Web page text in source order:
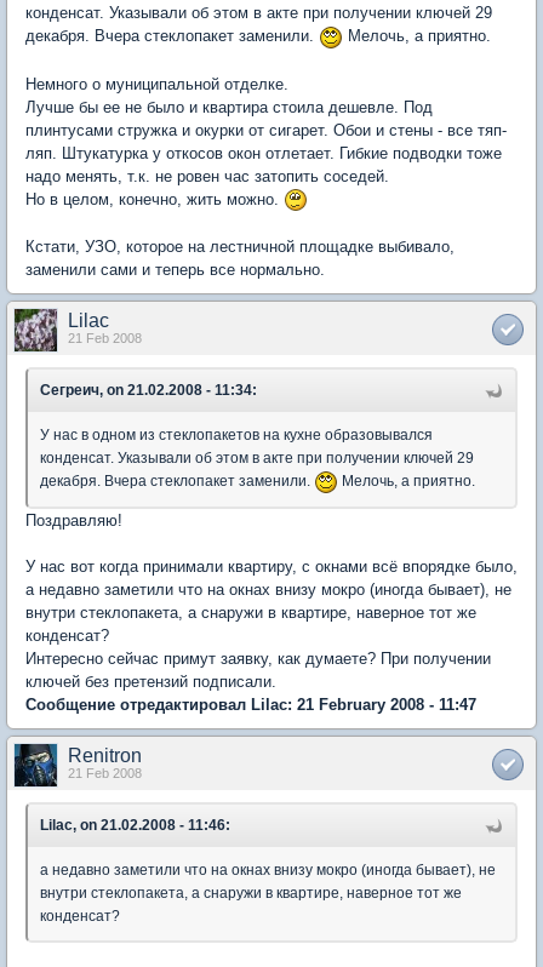
конденсат. Указывали об этом в акте при получении ключей 29
декабря. Вчера стеклопакет заменили.
Мелочь, а приятно.
Немного о муниципальной отделке.
Лучше бы ее не было и квартира стоила дешевле. Под
плинтусами стружка и окурки от сигарет. Обои и стены - все тяп-
ляп. Штукатурка у откосов окон отлетает. Гибкие подводки тоже
надо менять, т.к. не ровен час затопить соседей.
Но в целом, конечно, жить можно.
Кстати, УЗО, которое на лестничной площадке выбивало,
заменили сами и теперь все нормально.
Lilac
21 Feb 2008
Сегреич, on 21.02.2008 - 11:34:
У нас в одном из стеклопакетов на кухне образовывался
конденсат. Указывали об этом в акте при получении ключей 29
декабря. Вчера стеклопакет заменили.
Мелочь, а приятно.
Поздравляю!
У нас вот когда принимали квартиру, с окнами всё впорядке было,
а недавно заметили что на окнах внизу мокро (иногда бывает), не
внутри стеклопакета, а снаружи в квартире, наверное тот же
конденсат?
Интересно сейчас примут заявку, как думаете? При получении
ключей без претензий подписали.
Сообщение отредактировал Lilac: 21 February 2008 - 11:47
Renitron
21 Feb 2008
Lilac, on 21.02.2008 - 11:46:
а недавно заметили что на окнах внизу мокро (иногда бывает), не
внутри стеклопакета, а снаружи в квартире, наверное тот же
конденсат?